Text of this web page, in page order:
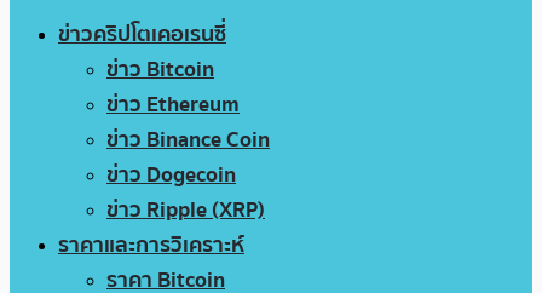
ข่าวคริปโตเคอเรนซี่
ข่าว Bitcoin
ข่าว Ethereum
ข่าว Binance Coin
ข่าว Dogecoin
ข่าว Ripple (XRP)
ราคาและการวิเคราะห์
ราคา Bitcoin